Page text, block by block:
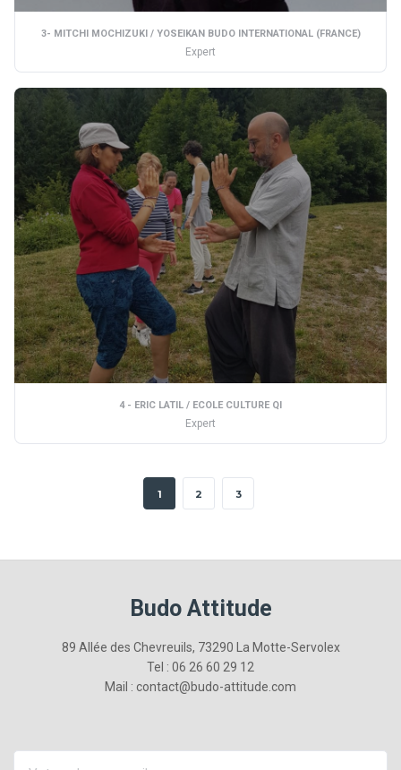
3- MITCHI MOCHIZUKI / YOSEIKAN BUDO INTERNATIONAL (FRANCE)
Expert
4 - ERIC LATIL / ECOLE CULTURE QI
Expert
1 2 3
Budo Attitude
89 Allée des Chevreuils, 73290 La Motte-Servolex
Tel : 06 26 60 29 12
Mail : contact@budo-attitude.com